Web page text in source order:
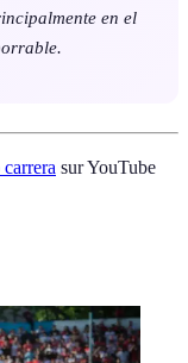
en el
sur YouTube